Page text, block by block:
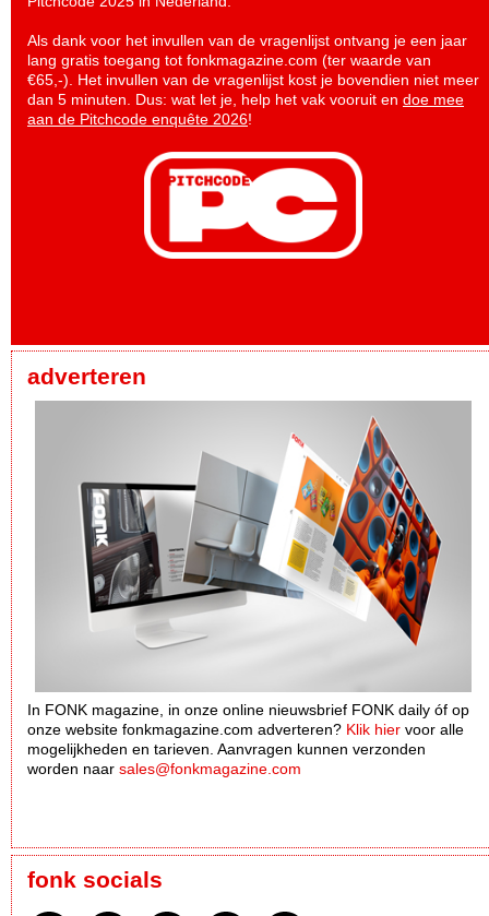
Als dank voor het invullen van de vragenlijst ontvang je een jaar
lang gratis toegang tot fonkmagazine.com (ter waarde van
€65,-). Het invullen van de vragenlijst kost je bovendien niet meer
dan 5 minuten. Dus: wat let je, help het vak vooruit en doe mee
aan de Pitchcode enquête 2026!
adverteren
In FONK magazine, in onze online nieuwsbrief FONK daily óf op
onze website fonkmagazine.com adverteren? Klik hier voor alle
mogelijkheden en tarieven. Aanvragen kunnen verzonden
worden naar sales@fonkmagazine.com
fonk socials